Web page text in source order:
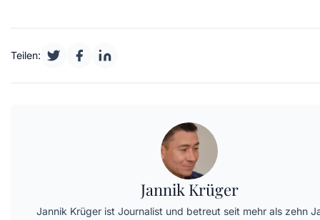
Teilen:
Jannik Krüger
Jannik Krüger ist Journalist und betreut seit mehr als zehn